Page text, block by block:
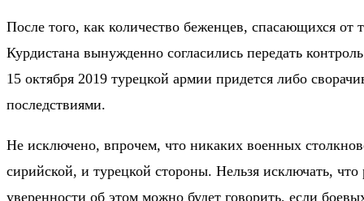
После того, как количество беженцев, спасающихся от
Курдистана вынужденно согласились передать
15 октября 2019 турецкой армии придется либо
последствиями.
Не исключено, впрочем, что никаких военных
сирийской, и турецкой стороны. Нельзя исключать,
уверенности об этом можно будет говорить, если